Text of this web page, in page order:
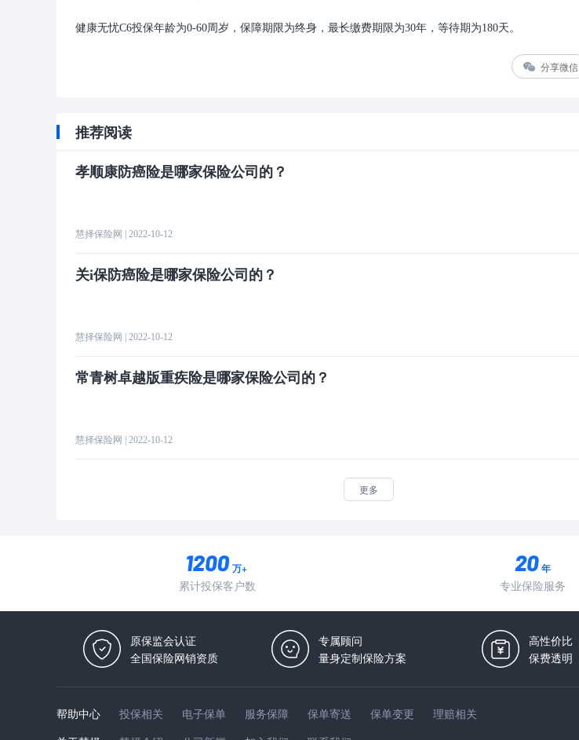
健康无忧C6投保年龄为0-60周岁，保障期限为终身，最长缴费期限为30年，等待期为180天。
分享微信
推荐阅读
孝顺康防癌险是哪家保险公司的？
慧择保险网 | 2022-10-12
关i保防癌险是哪家保险公司的？
慧择保险网 | 2022-10-12
常青树卓越版重疾险是哪家保险公司的？
慧择保险网 | 2022-10-12
更多
万+
累计投保客户数
年
专业保险服务
原保监会认证
全国保险网销资质
专属顾问
量身定制保险方案
高性价比
保费透明
帮助中心 投保相关 电子保单 服务保障 保单寄送 保单变更
理赔相关